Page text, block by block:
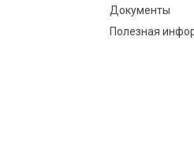
Документы
Полезная